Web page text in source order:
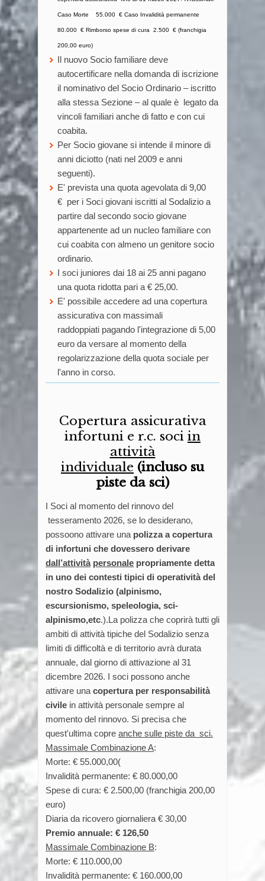
Caso Morte 55.000 € Caso Invalidità permanente
80.000 € Rimborso spese di cura 2.500 € (franchigia
200,00 euro)
Il nuovo Socio familiare deve
autocertificare nella domanda di iscrizione
il nominativo del Socio Ordinario – iscritto
alla stessa Sezione – al quale è legato da
vincoli familiari anche di fatto e con cui
coabita.
Per Socio giovane si intende il minore di
anni diciotto (nati nel 2009 e anni
seguenti).
E' prevista una quota agevolata di 9,00
€ per i Soci giovani iscritti al Sodalizio a
partire dal secondo socio giovane
appartenente ad un nucleo familiare con
cui coabita con almeno un genitore socio
ordinario.
I soci juniores dai 18 ai 25 anni pagano
una quota ridotta pari a € 25,00.
E' possibile accedere ad una copertura
assicurativa con massimali
raddoppiati pagando l'integrazione di 5,00
euro da versare al momento della
regolarizzazione della quota sociale per
l'anno in corso.
Copertura assicurativa
infortuni e r.c. soci in
attività
individuale (incluso su
piste da sci)
I Soci al momento del rinnovo del
tesseramento 2026, se lo desiderano,
possoono attivare una polizza a copertura
di infortuni che dovessero derivare
dall’attività personale propriamente detta
in uno dei contesti tipici di operatività del
nostro Sodalizio (alpinismo,
escursionismo, speleologia, sci-
alpinismo,etc.).La polizza che coprirà tutti gli
ambiti di attività tipiche del Sodalizio senza
limiti di difficoltà e di territorio avrà durata
annuale, dal giorno di attivazione al 31
dicembre 2026. I soci possono anche
attivare una copertura per responsabilità
civile in attività personale sempre al
momento del rinnovo. Si precisa che
quest'ultima copre anche sulle piste da sci.
Massimale Combinazione A:
Morte: € 55.000,00(
Invalidità permanente: € 80.000,00
Spese di cura: € 2.500,00 (franchigia 200,00
euro)
Diaria da ricovero giornaliera € 30,00
Premio annuale: € 126,50
Massimale Combinazione B:
Morte: € 110.000,00
Invalidità permanente: € 160.000,00